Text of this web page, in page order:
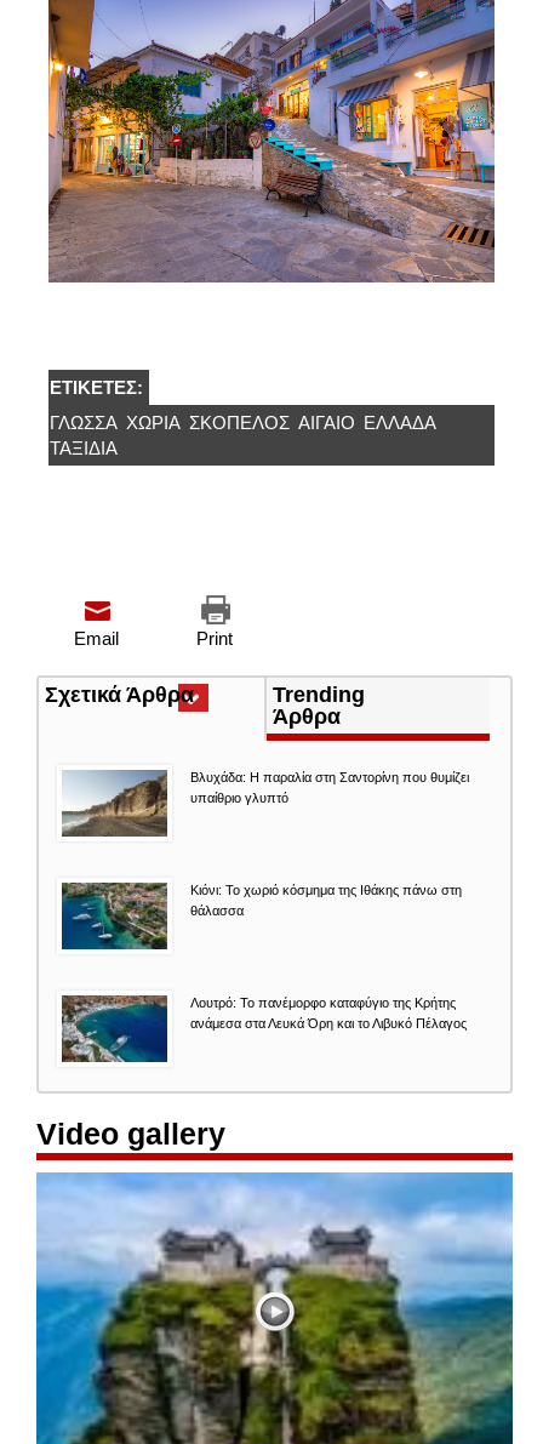
ΕΤΙΚΈΤΕΣ:
ΓΛΩΣΣΑ ΧΩΡΙΆ ΣΚΌΠΕΛΟΣ ΑΙΓΑΊΟ ΕΛΛΆΔΑ
ΤΑΞΙΔΙΑ
Print
Email
Σχετικά Άρθρα(ενεργή
καρτέλα)
Trending
Άρθρα
Βλυχάδα: Η παραλία στη Σαντορίνη που θυμίζει
υπαίθριο γλυπτό
Κιόνι: Το χωριό κόσμημα της Ιθάκης πάνω στη
θάλασσα
Λουτρό: Το πανέμορφο καταφύγιο της Κρήτης
ανάμεσα στα Λευκά Όρη και το Λιβυκό Πέλαγος
Video gallery